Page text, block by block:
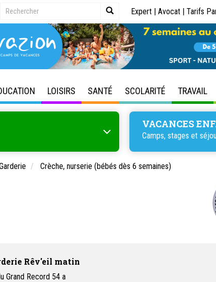
Expert | Avocat | Tarifs
LOISIRS SANTÉ SCOLARITÉ TRAVAIL
VACANCES
Camps, stages et
Crèche, nurserie (bébés dès 6 semaines)
Rêv'eil matin
Grand Record 54 a